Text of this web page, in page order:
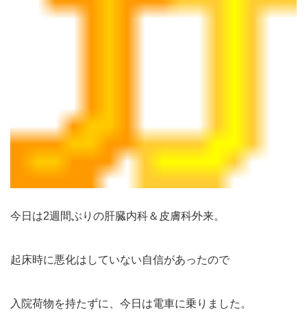
今日は2週間ぶりの肝臓内科＆皮膚科外来。
起床時に悪化はしていない自信があったので
入院荷物を持たずに、今日は電車に乗りました。